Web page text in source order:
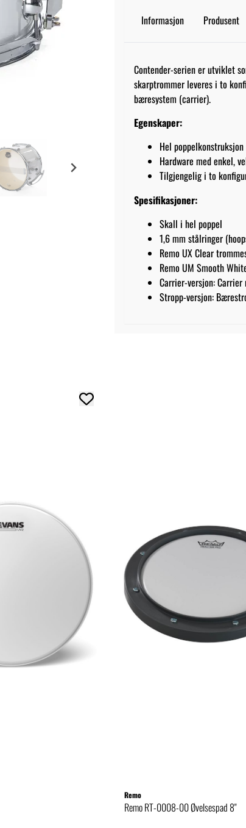
Informasjon Produsent
Contender-serien er utviklet
skarptrommer leveres i to
bæresystem (carrier).
Egenskaper:
Hel
Hardware med enkel,
Tilgjengelig i to
Spesifikasjoner:
Skall i hel poppel
1,6 mm stålringer
Remo UX Clear
Remo UM Smooth
Carrier-versjon:
Stropp-versjon:
Remo
Remo RT-0008-00 Øvelsespad 8"